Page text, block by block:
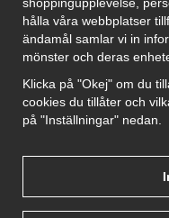
Navigation
Hur beställer jag
Gör Det Själv Paket
Montera dragkrok
SUPPORT
Villkor
hålla våra webbplatser
ändamål samlar vi in
mönster och deras
Klicka på "Okej" om du
cookies du tillåter och
på "Inställningar" nedan.